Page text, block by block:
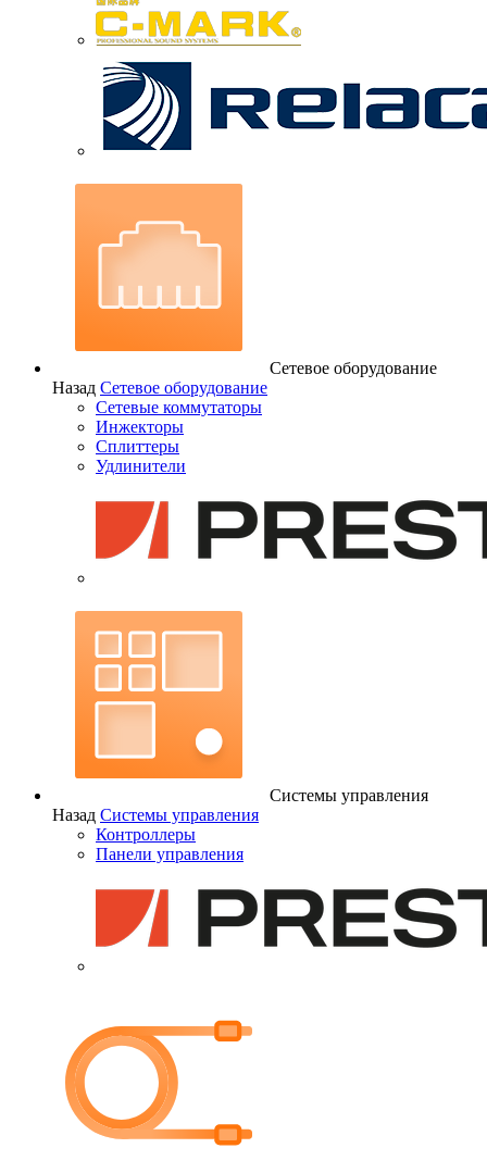
Сетевое оборудование
Назад Сетевое оборудование
Сетевые коммутаторы
Инжекторы
Сплиттеры
Удлинители
Системы управления
Назад Системы управления
Контроллеры
Панели управления